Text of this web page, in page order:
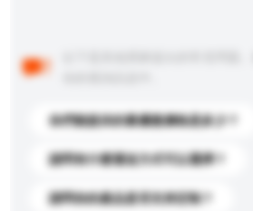
你們能提供的最優惠價格是多少？
請問有什麼運送方式可以選擇？
請問你的產品是否支持定制？